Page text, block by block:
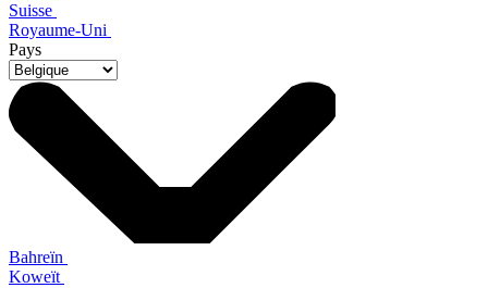
Suisse
Royaume-Uni
Pays
Bahreïn
Koweït